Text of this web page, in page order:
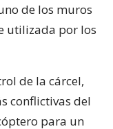
de los muros
utilizada por los
de la cárcel,
conflictivas del
para un